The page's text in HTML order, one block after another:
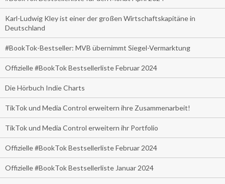
Karl-Ludwig Kley ist einer der großen Wirtschaftskapitäne in
Deutschland
#BookTok-Bestseller: MVB übernimmt Siegel-Vermarktung
Offizielle #BookTok Bestsellerliste Februar 2024
Die Hörbuch Indie Charts
TikTok und Media Control erweitern ihre Zusammenarbeit!
TikTok und Media Control erweitern ihr Portfolio
Offizielle #BookTok Bestsellerliste Februar 2024
Offizielle #BookTok Bestsellerliste Januar 2024